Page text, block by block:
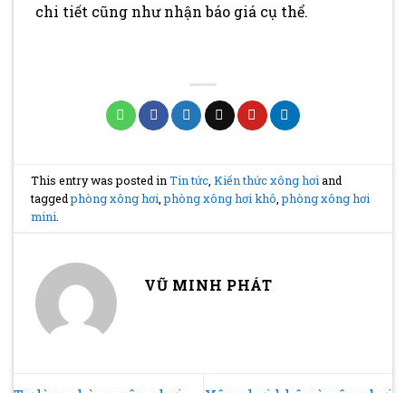
chi tiết cũng như nhận báo giá cụ thể.
This entry was posted inTin tức ,Kiến thức xông hơi and
taggedphòng xông hơi ,phòng xông hơi khô ,phòng xông hơi
mini
VŨ MINH PHÁT